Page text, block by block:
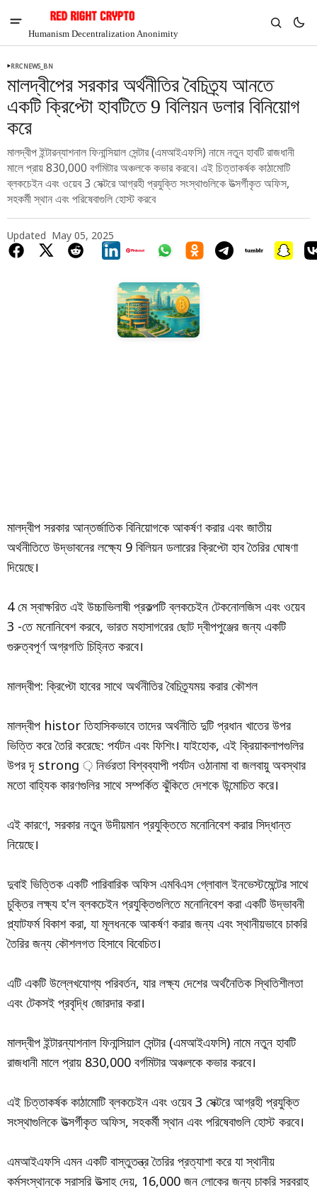
Humanism Decentralization Anonimity
Chia
RRCNEWS_BN
মালদ্বীপের সরকার অর্থনীতির বৈচিত্র্য আনতে
একটি ক্রিপ্টো হাবটিতে 9 বিলিয়ন ডলার বিনিয়োগ
করে
মালদ্বীপ ইন্টারন্যাশনাল ফিনান্সিয়াল সেন্টার (এমআইএফসি) নামে নতুন হাবটি রাজধানী
মালে প্রায় 830,000 বর্গমিটার অঞ্চলকে কভার করবে। এই চিত্তাকর্ষক কাঠামোটি
ব্লকচেইন এবং ওয়েব 3 সেক্টরে আগ্রহী প্রযুক্তি সংস্থাগুলিকে উত্সর্গীকৃত অফিস,
সহকর্মী স্থান এবং পরিষেবাগুলি হোস্ট করবে
Updated May 05, 2025
মালদ্বীপ সরকার আন্তর্জাতিক বিনিয়োগকে আকর্ষণ করার এবং জাতীয়
অর্থনীতিতে উদ্ভাবনের লক্ষ্যে 9 বিলিয়ন ডলারের ক্রিপ্টো হাব তৈরির ঘোষণা
দিয়েছে।
4 মে স্বাক্ষরিত এই উচ্চাভিলাষী প্রকল্পটি ব্লকচেইন টেকনোলজিস এবং ওয়েব
3 -তে মনোনিবেশ করবে, ভারত মহাসাগরের ছোট দ্বীপপুঞ্জের জন্য একটি
গুরুত্বপূর্ণ অগ্রগতি চিহ্নিত করবে।
মালদ্বীপ: ক্রিপ্টো হাবের সাথে অর্থনীতির বৈচিত্র্যময় করার কৌশল
মালদ্বীপ histor তিহাসিকভাবে তাদের অর্থনীতি দুটি প্রধান খাতের উপর
ভিত্তি করে তৈরি করেছে: পর্যটন এবং ফিশিং। যাইহোক, এই ক্রিয়াকলাপগুলির
উপর দৃ strong ় নির্ভরতা বিশ্বব্যাপী পর্যটন ওঠানামা বা জলবায়ু অবস্থার
মতো বাহ্যিক কারণগুলির সাথে সম্পর্কিত ঝুঁকিতে দেশকে উন্মোচিত করে।
এই কারণে, সরকার নতুন উদীয়মান প্রযুক্তিতে মনোনিবেশ করার সিদ্ধান্ত
নিয়েছে।
দুবাই ভিত্তিক একটি পারিবারিক অফিস এমবিএস গ্লোবাল ইনভেস্টমেন্টের সাথে
চুক্তির লক্ষ্য হ'ল ব্লকচেইন প্রযুক্তিগুলিতে মনোনিবেশ করা একটি উদ্ভাবনী
প্ল্যাটফর্ম বিকাশ করা, যা মূলধনকে আকর্ষণ করার জন্য এবং স্থানীয়ভাবে চাকরি
তৈরির জন্য কৌশলগত হিসাবে বিবেচিত।
এটি একটি উল্লেখযোগ্য পরিবর্তন, যার লক্ষ্য দেশের অর্থনৈতিক স্থিতিশীলতা
এবং টেকসই প্রবৃদ্ধি জোরদার করা।
মালদ্বীপ ইন্টারন্যাশনাল ফিনান্সিয়াল সেন্টার (এমআইএফসি) নামে নতুন হাবটি
রাজধানী মালে প্রায় 830,000 বর্গমিটার অঞ্চলকে কভার করবে।
এই চিত্তাকর্ষক কাঠামোটি ব্লকচেইন এবং ওয়েব 3 সেক্টরে আগ্রহী প্রযুক্তি
সংস্থাগুলিকে উত্সর্গীকৃত অফিস, সহকর্মী স্থান এবং পরিষেবাগুলি হোস্ট করবে।
এমআইএফসি এমন একটি বাস্তুতন্ত্র তৈরির প্রত্যাশা করে যা স্থানীয়
কর্মসংস্থানকে সরাসরি উত্সাহ দেয়, 16,000 জন লোকের জন্য চাকরি সরবরাহ